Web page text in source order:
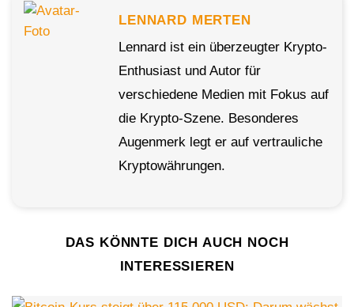
LENNARD MERTEN
Lennard ist ein überzeugter Krypto-
Enthusiast und Autor für
verschiedene Medien mit Fokus auf
die Krypto-Szene. Besonderes
Augenmerk legt er auf vertrauliche
Kryptowährungen.
DAS KÖNNTE DICH AUCH NOCH
INTERESSIEREN